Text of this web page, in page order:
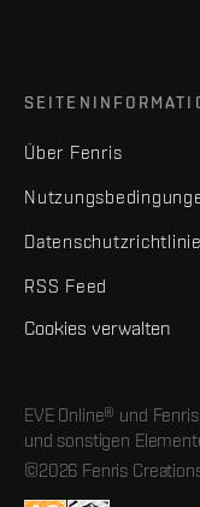
Über Fenris
RSS Feed
Cookies verwalten
EVE Online® und
und sonstigen
©2026 Fenris